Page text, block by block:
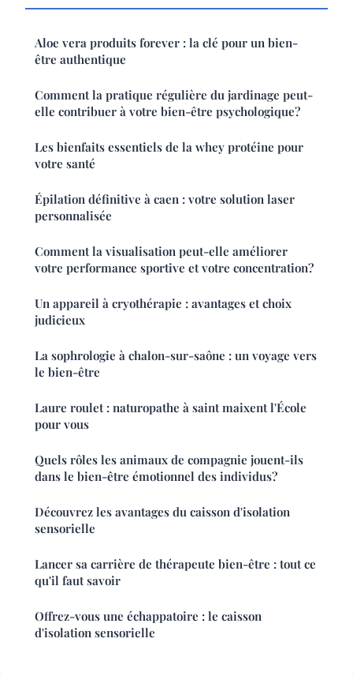
Aloe vera produits forever : la clé pour un bien-
être authentique
Comment la pratique régulière du jardinage peut-
elle contribuer à votre bien-être psychologique?
Les bienfaits essentiels de la whey protéine pour
votre santé
Épilation définitive à caen : votre solution laser
personnalisée
Comment la visualisation peut-elle améliorer
votre performance sportive et votre concentration?
Un appareil à cryothérapie : avantages et choix
judicieux
La sophrologie à chalon-sur-saône : un voyage vers
le bien-être
Laure roulet : naturopathe à saint maixent l'École
pour vous
Quels rôles les animaux de compagnie jouent-ils
dans le bien-être émotionnel des individus?
Découvrez les avantages du caisson d'isolation
sensorielle
Lancer sa carrière de thérapeute bien-être : tout ce
qu'il faut savoir
Offrez-vous une échappatoire : le caisson
d'isolation sensorielle